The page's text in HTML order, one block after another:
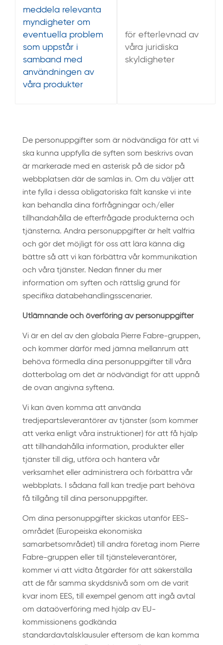
meddela relevanta
myndigheter om
eventuella problem
som uppstår i
samband med
användningen av
våra produkter
för efterlevnad av
våra juridiska
skyldigheter
De personuppgifter som är nödvändiga för att vi
ska kunna uppfylla de syften som beskrivs ovan
är markerade med en asterisk på de sidor på
webbplatsen där de samlas in. Om du väljer att
inte fylla i dessa obligatoriska fält kanske vi inte
kan behandla dina förfrågningar och/eller
tillhandahålla de efterfrågade produkterna och
tjänsterna. Andra personuppgifter är helt valfria
och gör det möjligt för oss att lära känna dig
bättre så att vi kan förbättra vår kommunikation
och våra tjänster. Nedan finner du mer
information om syften och rättslig grund för
specifika databehandlingsscenarier.
Utlämnande och överföring av personuppgifter
Vi är en del av den globala Pierre Fabre-gruppen,
och kommer därför med jämna mellanrum att
behöva förmedla dina personuppgifter till våra
dotterbolag om det är nödvändigt för att uppnå
de ovan angivna syftena.
Vi kan även komma att använda
tredjepartsleverantörer av tjänster (som kommer
att verka enligt våra instruktioner) för att få hjälp
att tillhandahålla information, produkter eller
tjänster till dig, utföra och hantera vår
verksamhet eller administrera och förbättra vår
webbplats. I sådana fall kan tredje part behöva
få tillgång till dina personuppgifter.
Om dina personuppgifter skickas utanför EES-
området (Europeiska ekonomiska
samarbetsområdet) till andra företag inom Pierre
Fabre-gruppen eller till tjänsteleverantörer,
kommer vi att vidta åtgärder för att säkerställa
att de får samma skyddsnivå som om de varit
kvar inom EES, till exempel genom att ingå avtal
om dataöverföring med hjälp av EU-
kommissionens godkända
standardavtalsklausuler eftersom de kan komma